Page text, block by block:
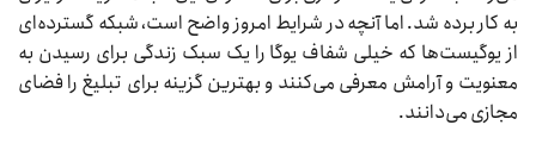
به کار برده شد. اما آنچه در شرایط امروز واضح است، شبکه گسترده‌ای
از یوگیست‌ها که خیلی شفاف یوگا را یک سبک زندگی برای رسیدن به
معنویت و آرامش معرفی می‌کنند و بهترین گزینه برای تبلیغ را فضای
مجازی می‌دانند.